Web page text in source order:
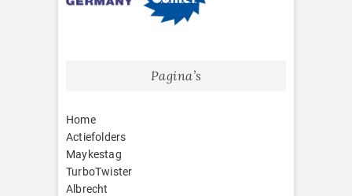
Pagina’s
Home
Actiefolders
Maykestag
TurboTwister
Albrecht